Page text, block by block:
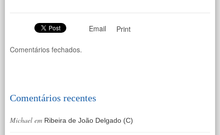
Email Print
Comentários fechados.
Comentários recentes
Michael em Ribeira de João Delgado (C)